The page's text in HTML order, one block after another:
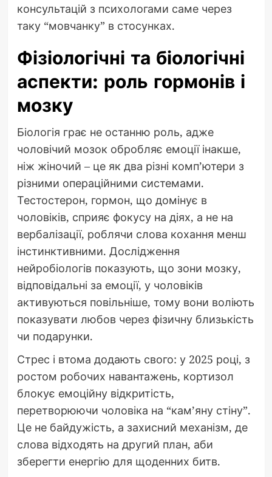
консультацій з психологами саме через
таку “мовчанку” в стосунках.
Фізіологічні та біологічні
аспекти: роль гормонів і
мозку
Біологія грає не останню роль, адже
чоловічий мозок обробляє емоції інакше,
ніж жіночий – це як два різні комп’ютери з
різними операційними системами.
Тестостерон, гормон, що домінує в
чоловіків, сприяє фокусу на діях, а не на
вербалізації, роблячи слова кохання менш
інстинктивними. Дослідження
нейробіологів показують, що зони мозку,
відповідальні за емоції, у чоловіків
активуються повільніше, тому вони воліють
показувати любов через фізичну близькість
чи подарунки.
Стрес і втома додають свого: у 2025 році, з
ростом робочих навантажень, кортизол
блокує емоційну відкритість,
перетворюючи чоловіка на “кам’яну стіну”.
Це не байдужість, а захисний механізм, де
слова відходять на другий план, аби
зберегти енергію для щоденних битв.